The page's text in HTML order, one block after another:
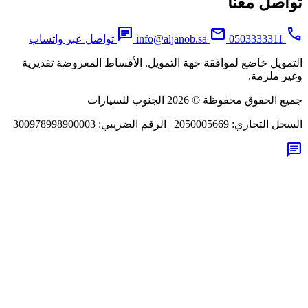
0503333311
mail
info@aljanob.sa
chatتواصل عبر واتساب
خاضع لموافقة جهة التمويل. الأقساط المعروضة تقديرية
ملزمة.
محفوظة © 2026 الجنوب للسيارات
التجاري:2050005669
| الرقم الضريبي: 300978998900003